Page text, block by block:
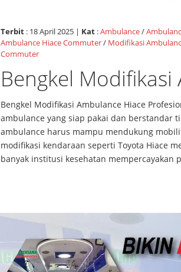
Terbit : 18 April 2025 | Kat :Ambulance/
Ambulance Hiace Commuter/ Modifikasi
Commuter
Bengkel
Bengkel Modifikasi Ambulance Hiace
ambulance yang siap pakai dan berstandar
ambulance harus mampu mendukung
modifikasi kendaraan seperti Toyota Hiace
banyak institusi kesehatan mempercayakan